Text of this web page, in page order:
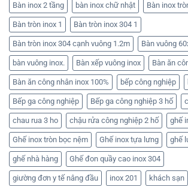
Bàn inox 2 tầng bàn inox chữ nhật Bàn inox
Bàn tròn inox 1 Bàn tròn inox 304 1
Bàn tròn inox 304 cạnh vuông 1.2m Bàn vuông
bàn vuông inox. Bàn xếp vuông inox Bàn ăn
Bàn ăn công nhân inox 100% bếp công nghiệp
Bếp ga công nghiệp Bếp ga công nghiệp 3 hố
chau rua 3 ho chậu rửa công nghiệp 2 hố ghế
Ghế inox tròn bọc nệm Ghế inox tựa lưng ghế
ghế nhà hàng Ghế đon quầy cao inox 304
giường đơn y tế nâng đầu inox 201 khách sạn